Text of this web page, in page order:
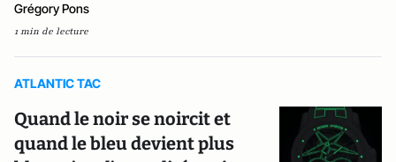
Grégory Pons
1 min de lecture
ATLANTIC TAC
Quand le noir se noircit et
quand le bleu devient plus